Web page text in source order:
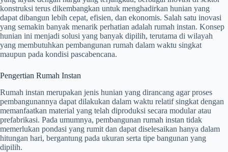
konstruksi terus dikembangkan untuk menghadirkan hunian yang
dapat dibangun lebih cepat, efisien, dan ekonomis. Salah satu inovasi
yang semakin banyak menarik perhatian adalah rumah instan. Konsep
hunian ini menjadi solusi yang banyak dipilih, terutama di wilayah
yang membutuhkan pembangunan rumah dalam waktu singkat
maupun pada kondisi pascabencana.
Pengertian Rumah Instan
Rumah instan merupakan jenis hunian yang dirancang agar proses
pembangunannya dapat dilakukan dalam waktu relatif singkat dengan
memanfaatkan material yang telah diproduksi secara modular atau
prefabrikasi. Pada umumnya, pembangunan rumah instan tidak
memerlukan pondasi yang rumit dan dapat diselesaikan hanya dalam
hitungan hari, bergantung pada ukuran serta tipe bangunan yang
dipilih.